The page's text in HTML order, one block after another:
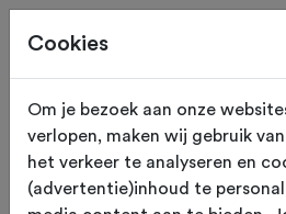
Beoordeling
L’Étape Czech
Mountain Stage -
Cookies
Om je bezoek aan onze
verlopen, maken wij gebruik
het verkeer te analyseren en
(advertentie)inhoud te